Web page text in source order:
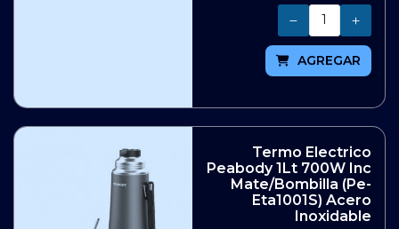
Cantidad
AGREGAR
Termo Electrico
Peabody 1Lt 700W Inc
Mate/Bombilla (Pe-
Eta1001S) Acero
Inoxidable